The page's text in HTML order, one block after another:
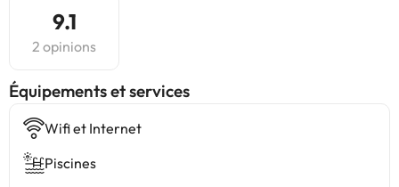
9.1
2 opinions
​Équipements et services
Wifi et Internet
Piscines